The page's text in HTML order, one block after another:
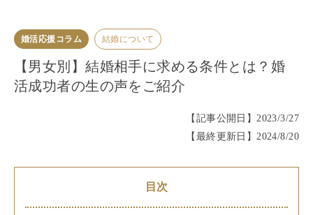
婚活応援コラム 結婚について
【男女別】結婚相手に求める条件とは？婚
活成功者の生の声をご紹介
【記事公開日】2023/3/27
【最終更新日】2024/8/20
目次